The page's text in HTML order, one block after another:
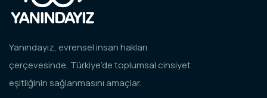
Yanındayız, evrensel insan hakları
çerçevesinde, Türkiye’de toplumsal cinsiyet
eşitliğinin sağlanmasını amaçlar.